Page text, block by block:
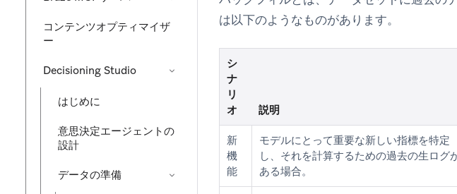
コンテンツオプティマイザ
ー
Decisioning Studio
はじめに
意思決定エージェントの
設計
データの準備
は以下のようなものがあります。
シ
ナ
リ
オ
説明
新
機
能
モデルにとって重要な新しい指標を特定
し、それを計算するための過去の生ログ
ある場合。